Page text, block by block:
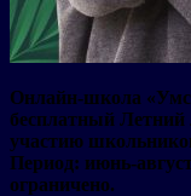
Онлайн-школа
бесплатный Летний
участию
Период: июнь-
ограничено.